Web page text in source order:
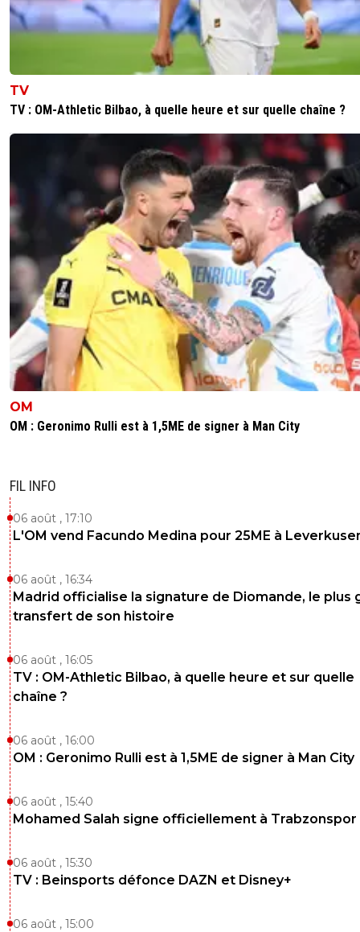
TV
TV : OM-Athletic Bilbao, à quelle heure et sur quelle chaîne ?
OM
OM : Geronimo Rulli est à 1,5ME de signer à Man City
FIL INFO
06 août , 17:10
L'OM vend Facundo Medina pour 25ME à
06 août , 16:34
Madrid officialise la signature de Diomande, le plus
transfert de son histoire
06 août , 16:05
TV : OM-Athletic Bilbao, à quelle heure et sur quelle
chaîne ?
06 août , 16:00
OM : Geronimo Rulli est à 1,5ME de signer à Man City
06 août , 15:40
Mohamed Salah signe officiellement à Trabzonspor
06 août , 15:30
TV : Beinsports défonce DAZN et Disney+
06 août , 15:00